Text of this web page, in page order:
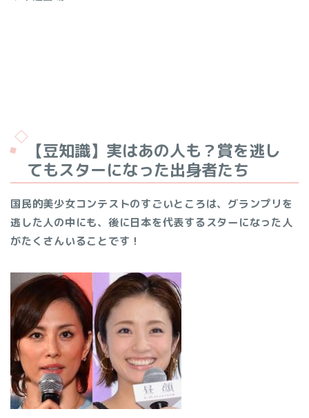
【豆知識】実はあの人も？賞を逃し
てもスターになった出身者たち
国民的美少女コンテストのすごいところは、グランプリを
逃した人の中にも、後に日本を代表するスターになった人
がたくさんいることです！